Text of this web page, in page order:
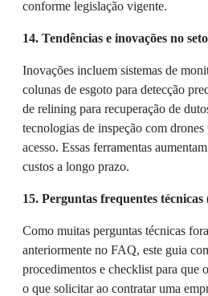
conforme legislação vigente.
14. Tendências e inovações no
Inovações incluem sistemas de
colunas de esgoto para detecção
de relining para recuperação de
tecnologias de inspeção com
acesso. Essas ferramentas
custos a longo prazo.
15. Perguntas frequentes técnicas
Como muitas perguntas técnicas
anteriormente no FAQ, este guia
procedimentos e checklist para que
o que solicitar ao contratar uma